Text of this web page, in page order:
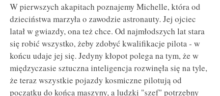
W pierwszych akapitach poznajemy Michelle, która od
dzieciństwa marzyła o zawodzie astronauty. Jej ojciec
latał w gwiazdy, ona też chce. Od najmłodszych lat stara
się robić wszystko, żeby zdobyć kwalifikacje pilota - w
końcu udaje jej się. Jedyny kłopot polega na tym, że w
międzyczasie sztuczna inteligencja rozwinęła się na tyle,
że teraz wszystkie pojazdy kosmiczne pilotują od
początku do końca maszyny, a ludzki "szef" potrzebny